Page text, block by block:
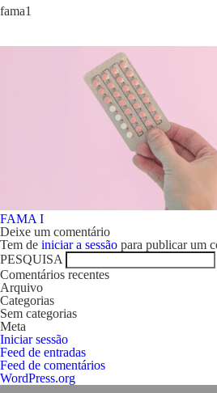
fama1
Navegação
de
artigos
FAMA I
Deixe um comentário
Tem de iniciar a sessão para publicar um
PESQUISA
Comentários recentes
Arquivo
Categorias
Sem categorias
Meta
Iniciar sessão
Feed de entradas
Feed de comentários
WordPress.org